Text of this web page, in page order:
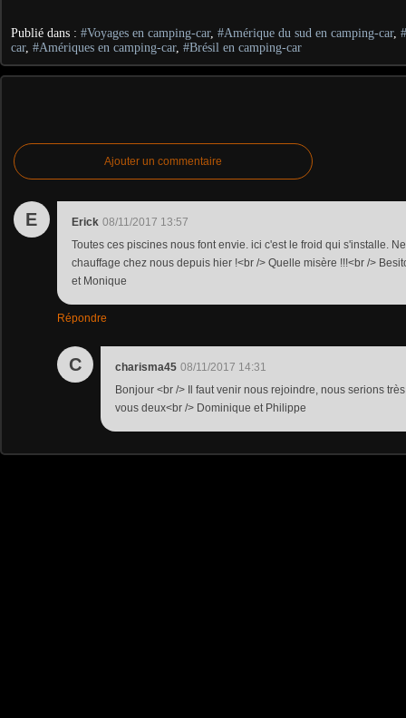
Publié dans : #Voyages en camping-car, #Amérique du sud en camping-car,
car, #Amériques en camping-car, #Brésil en camping-car
Ajouter un commentaire
E Erick 08/11/2017 13:57
Toutes ces piscines nous font envie. ici c'est le froid qui s'installe.
chauffage chez nous depuis hier !<br /> Quelle misère !!!<br />
et Monique
Répondre
C charisma45 08/11/2017 14:31
Bonjour <br /> Il faut venir nous rejoindre, nous serions
vous deux<br /> Dominique et Philippe